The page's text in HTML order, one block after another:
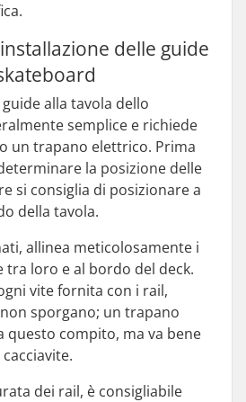
delle guide
alla tavola dello
semplice e richiede
un trapano elettrico. Prima
la posizione delle
si consiglia di posizionare a
della tavola.
allinea meticolosamente i
tra loro e al bordo del deck.
vite fornita con i rail,
sporgano; un trapano
questo compito, ma va bene
dei rail, è consigliabile